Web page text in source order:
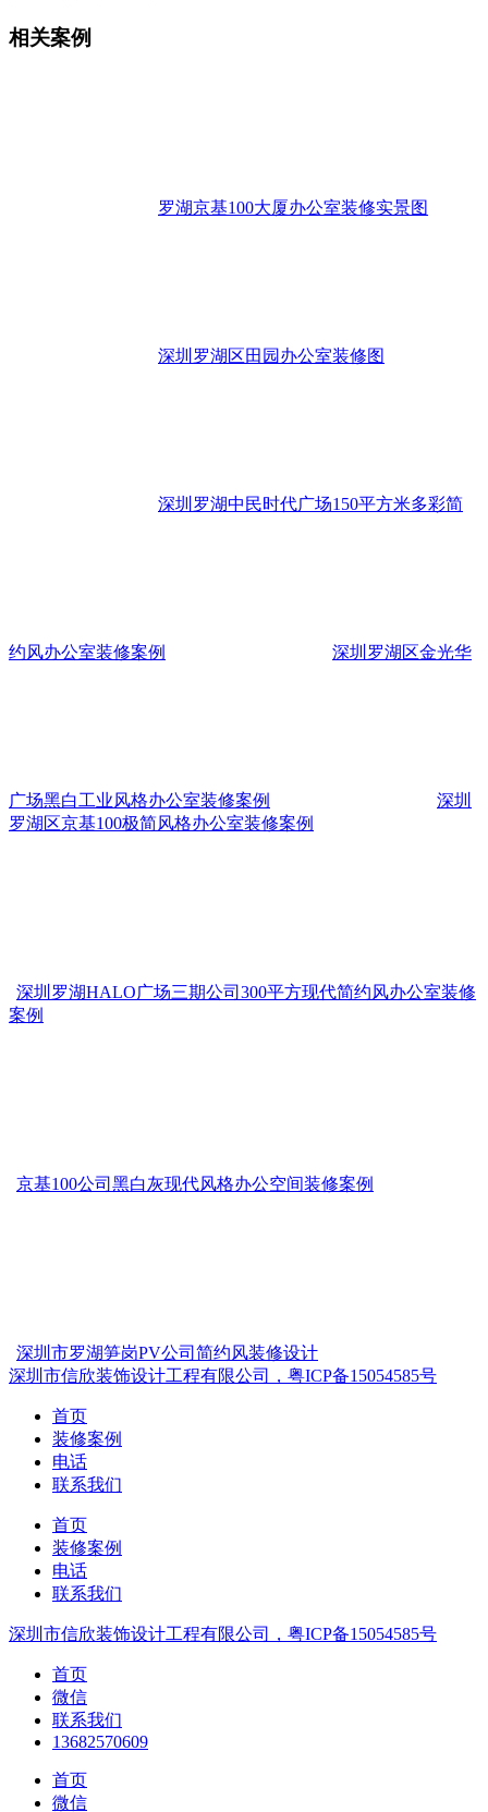
相关案例
罗湖京基100大厦办公室装修实景图
深圳罗湖区田园办公室装修图
深圳罗湖中民时代广场150平方米多彩简
约风办公室装修案例 深圳罗湖区金光华
广场黑白工业风格办公室装修案例
深圳
罗湖区京基100极简风格办公室装修案例
深圳罗湖HALO广场三期公司300平方现代简约风办公室装修
案例
京基100公司黑白灰现代风格办公空间装修案例
深圳市罗湖笋岗PV公司简约风装修设计
深圳市信欣装饰设计工程有限公司，粤ICP备15054585号
首页
装修案例
电话
联系我们
首页
装修案例
电话
联系我们
深圳市信欣装饰设计工程有限公司，粤ICP备15054585号
首页
微信
联系我们
13682570609
首页
微信